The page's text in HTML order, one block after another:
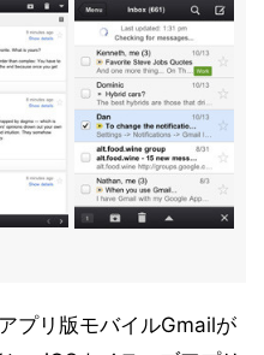
プリ版モバイルGmailが